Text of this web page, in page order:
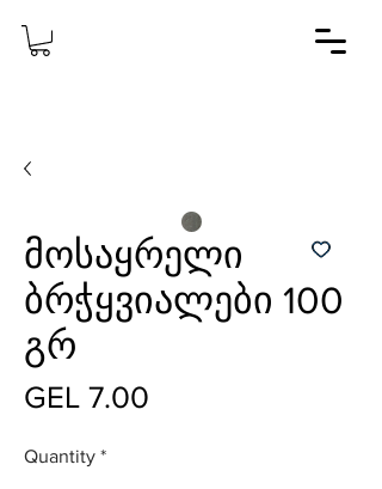
მოსაყრელი
ბრჭყვიალები 100
გრ
GEL 7.00
Quantity *